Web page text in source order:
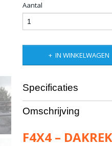
Aantal
IN WINKELWAGEN
Specificaties
Productcode leverancier
Netto gewicht
Omschrijving
F4X4 –